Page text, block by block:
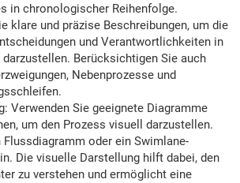
in chronologischer Reihenfolge.
klare und präzise Beschreibungen, um die
und Verantwortlichkeiten in
Berücksichtigen Sie auch
Nebenprozesse und
Verwenden Sie geeignete Diagramme
um den Prozess visuell darzustellen.
Flussdiagramm oder ein Swimlane-
Die visuelle Darstellung hilft dabei, den
zu verstehen und ermöglicht eine